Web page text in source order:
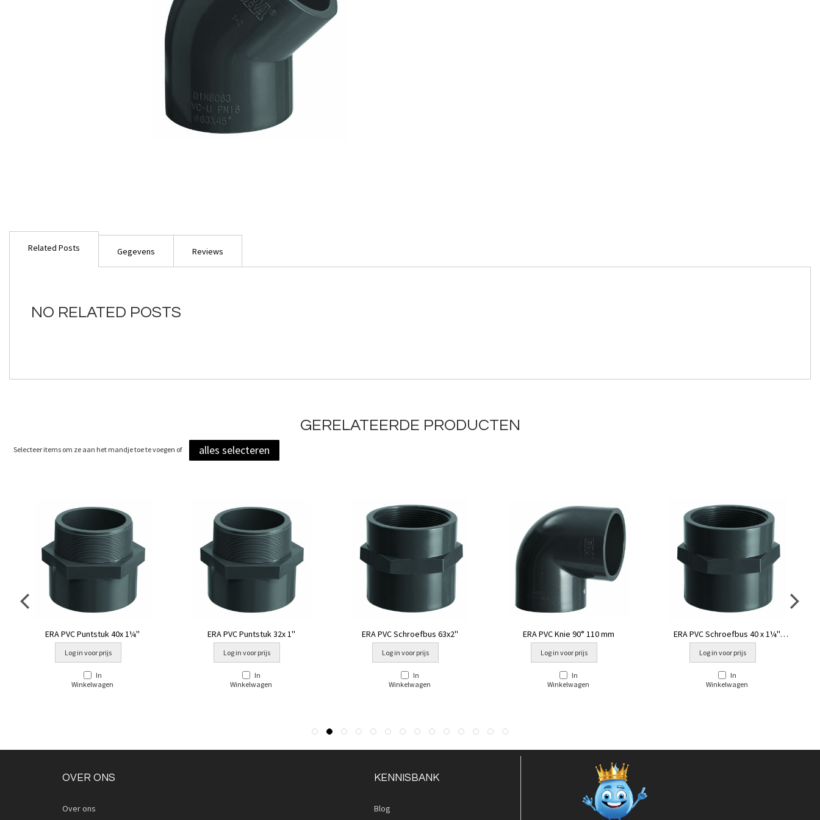
gallerij
Related Posts
NO RELATED POSTS
Gegevens Reviews
GERELATEERDE PRODUCTEN
Selecteer items om ze aan het mandje toe te voegen of alles selecteren
ERA PVC Puntstuk 40x 1¼''
Log in voor prijs
In
Winkelwagen
ERA PVC Puntstuk 32x 1''
Log in voor prijs
In
Winkelwagen
ERA PVC Schroefbus 63x2''
Log in voor prijs
In
Winkelwagen
ERA PVC Knie 90° 110 mm
Log in voor prijs
In
Winkelwagen
ERA PVC Schroefbus 40 x 1¼''
binnendraad
Log in voor prijs
In
Winkelwagen
OVER ONS
Over ons
KENNISBANK
Blog